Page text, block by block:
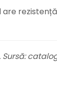
are